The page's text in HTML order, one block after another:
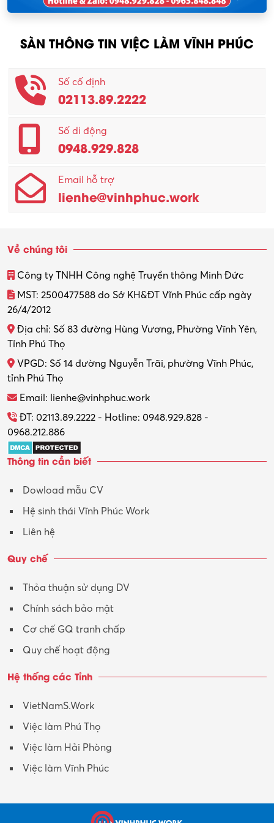
Nhân viên CSKH
Phục vụ khác
Promotion Girl (PG)
Quản lý – Giám đốc
Quản lý chất lượng – QC
Quản lý sản xuất
Quản trị kinh doanh
Thiết kế nội thất
Thợ máy – Ô tô – Xe máy
Thực tập
Tổ chức sự kiện – Quà tặng
Trợ lý
Tư vấn
Tư vấn – Kiến trúc
Y tế-Dược
SÀN THÔNG TIN VIỆC LÀM VĨNH PHÚC
Số cố định
02113.89.2222
Số di động
0948.929.828
Email hỗ trợ
lienhe@vinhphuc.work
Về chúng tôi
Công ty TNHH Công nghệ Truyền thông Minh Đức
MST: 2500477588 do Sở KH&ĐT Vĩnh Phúc cấp ngày
26/4/2012
Địa chỉ: Số 83 đường Hùng Vương, Phường Vĩnh Yên,
Tỉnh Phú Thọ
VPGD: Số 14 đường Nguyễn Trãi, phường Vĩnh Phúc,
tỉnh Phú Thọ
Email: lienhe@vinhphuc.work
ĐT: 02113.89.2222 - Hotline: 0948.929.828 -
0968.212.886
Thông tin cần biết
Dowload mẫu CV
Hệ sinh thái Vĩnh Phúc Work
Liên hệ
Quy chế
Thỏa thuận sử dụng DV
Chính sách bảo mật
Cơ chế GQ tranh chấp
Quy chế hoạt động
Hệ thống các Tỉnh
VietNamS.Work
Việc làm Phú Thọ
Việc làm Hải Phòng
Việc làm Vĩnh Phúc